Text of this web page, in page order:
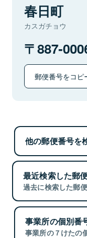
春日町
カスガチョウ
887-
郵便番号をコピ
他の郵便番号を
最近検索した郵
過去に検索した郵
事業所の個別番
事業所の７けたの